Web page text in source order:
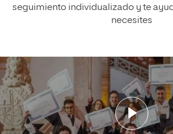
seguimiento individualizado y te
necesites